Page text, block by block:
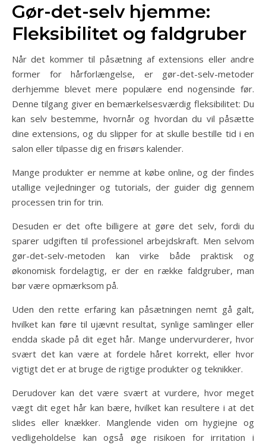
Gør-det-selv hjemme:
Fleksibilitet og faldgruber
Når det kommer til påsætning af extensions eller andre
former for hårforlængelse, er gør-det-selv-metoder
derhjemme blevet mere populære end nogensinde før.
Denne tilgang giver en bemærkelsesværdig fleksibilitet: Du
kan selv bestemme, hvornår og hvordan du vil påsætte
dine extensions, og du slipper for at skulle bestille tid i en
salon eller tilpasse dig en frisørs kalender.
Mange produkter er nemme at købe online, og der findes
utallige vejledninger og tutorials, der guider dig gennem
processen trin for trin.
Desuden er det ofte billigere at gøre det selv, fordi du
sparer udgiften til professionel arbejdskraft. Men selvom
gør-det-selv-metoden kan virke både praktisk og
økonomisk fordelagtig, er der en række faldgruber, man
bør være opmærksom på.
Uden den rette erfaring kan påsætningen nemt gå galt,
hvilket kan føre til ujævnt resultat, synlige samlinger eller
endda skade på dit eget hår. Mange undervurderer, hvor
svært det kan være at fordele håret korrekt, eller hvor
vigtigt det er at bruge de rigtige produkter og teknikker.
Derudover kan det være svært at vurdere, hvor meget
vægt dit eget hår kan bære, hvilket kan resultere i at det
slides eller knækker. Manglende viden om hygiejne og
vedligeholdelse kan også øge risikoen for irritation i